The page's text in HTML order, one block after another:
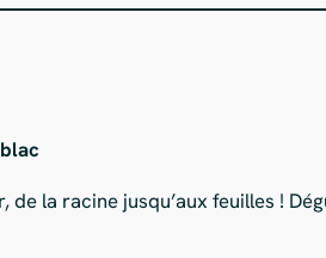
la racine jusqu’aux feuilles !